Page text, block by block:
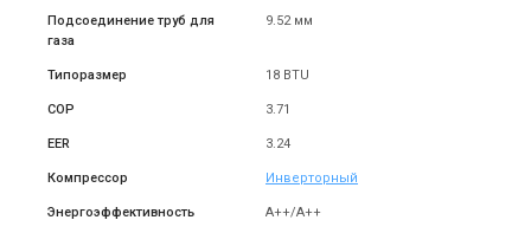
Mitsubishi Electric Design
Цена
Купить
Mitsubishi Electric Design
Цена
Купить
Подсоединение труб для
газа
9.52 мм
Типоразмер 18 BTU
СOP 3.71
EER 3.24
Компрессор Инверторный
Энергоэффективность А++/А++